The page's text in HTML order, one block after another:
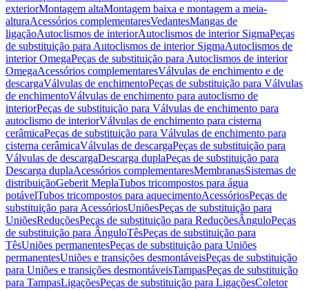
exteriorMontagem altaMontagem baixa e montagem a meia-
alturaAcessórios complementaresVedantesMangas de
ligaçãoAutoclismos de interiorAutoclismos de interior SigmaPeças
de substituição para Autoclismos de interior SigmaAutoclismos de
interior OmegaPeças de substituição para Autoclismos de interior
OmegaAcessórios complementaresVálvulas de enchimento e de
descargaVálvulas de enchimentoPeças de substituição para Válvulas
de enchimentoVálvulas de enchimento para autoclismo de
interiorPeças de substituição para Válvulas de enchimento para
autoclismo de interiorVálvulas de enchimento para cisterna
cerâmicaPeças de substituição para Válvulas de enchimento para
cisterna cerâmicaVálvulas de descargaPeças de substituição para
Válvulas de descargaDescarga duplaPeças de substituição para
Descarga duplaAcessórios complementaresMembranasSistemas de
distribuiçãoGeberit MeplaTubos tricompostos para água
potávelTubos tricompostos para aquecimentoAcessóriosPeças de
substituição para AcessóriosUniõesPeças de substituição para
UniõesReduçõesPeças de substituição para ReduçõesÂnguloPeças
de substituição para ÂnguloTêsPeças de substituição para
TêsUniões permanentesPeças de substituição para Uniões
permanentesUniões e transições desmontáveisPeças de substituição
para Uniões e transições desmontáveisTampasPeças de substituição
para TampasLigaçõesPeças de substituição para LigaçõesColetor